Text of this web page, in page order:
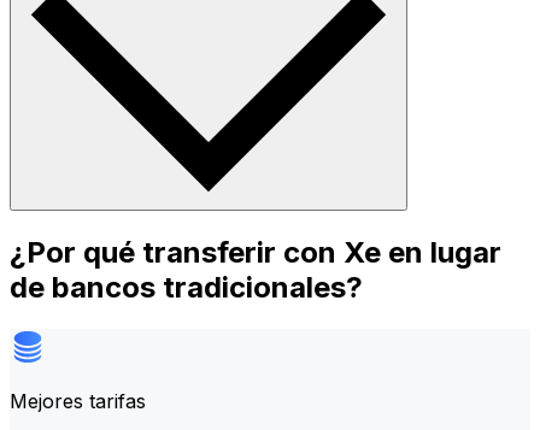
¿Por qué transferir con Xe en lugar
de bancos tradicionales?
Mejores tarifas